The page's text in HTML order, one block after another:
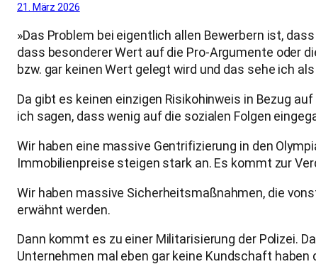
21. März 2026
»Das Problem bei eigentlich allen Bewerbern ist,
dass besonderer Wert auf die Pro-Argumente oder
bzw. gar keinen Wert gelegt wird und das sehe ich
Da gibt es keinen einzigen Risikohinweis in Bezug
ich sagen, dass wenig auf die sozialen Folgen
Wir haben eine massive Gentrifizierung in den
Immobilienpreise steigen stark an. Es kommt zur
Wir haben massive Sicherheitsmaßnahmen, die
erwähnt werden.
Dann kommt es zu einer Militarisierung der Polizei.
Unternehmen mal eben gar keine Kundschaft